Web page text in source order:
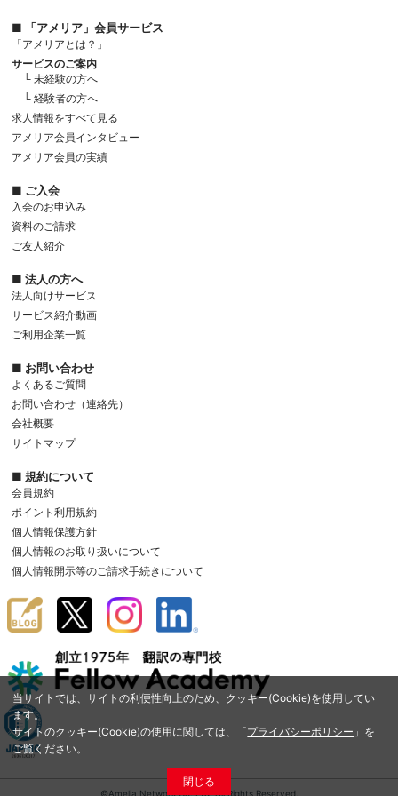
当サイトでは、サイトの利便性向上のため、クッキー(Cookie)を使用してい
ます。
サイトのクッキー(Cookie)の使用に関しては、「プライバシーポリシー 」を
ご覧ください。
閉じる
■ 「アメリア」会員サービス
「アメリアとは？」
サービスのご案内
└ 未経験の方へ
└ 経験者の方へ
求人情報をすべて見る
アメリア会員インタビュー
アメリア会員の実績
■ ご入会
入会のお申込み
資料のご請求
ご友人紹介
■ 法人の方へ
法人向けサービス
サービス紹介動画
ご利用企業一覧
■ お問い合わせ
よくあるご質問
お問い合わせ（連絡先）
会社概要
サイトマップ
■ 規約について
会員規約
ポイント利用規約
個人情報保護方針
個人情報のお取り扱いについて
個人情報開示等のご請求手続きについて
©Amelia Network Co.,Ltd. All Rights Reserved.